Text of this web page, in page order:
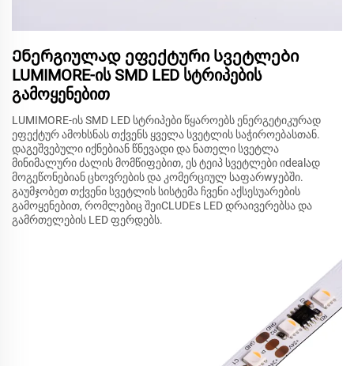
Ენერგიულად ეფექტური სვეტლები
LUMIMORE-ის SMD LED სტრიპების
გამოყენებით
LUMIMORE-ის SMD LED სტრიპები წყაროებს ენერგეტიკურად
ეფექტურ ამოხსნას თქვენს ყველა სვეტლის საჭიროებასთან.
დაგეშვებული იქნებიან წნევადი და ნათელი სვეტლა
მინიმალური ძალის მომწიფებით, ეს ტეიპ სვეტლები იdealად
მოგეწონებიან ცხოვრების და კომერციულ საფარwyებში.
გაუმჯობეთ თქვენი სვეტლის სისტემა ჩვენი აქსესუარების
გამოყენებით, რომლებიც შეიCLUDEs LED დრაივერებსა და
გამრთელების LED ფერდებს.